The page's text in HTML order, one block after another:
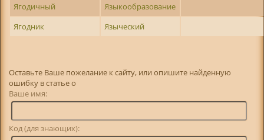
Ягодичный
Языкообразование
Ягодник
Языческий
Оставьте Ваше пожелание к сайту, или опишите найденную
ошибку в статье о
Ваше имя:
Код (для знающих):